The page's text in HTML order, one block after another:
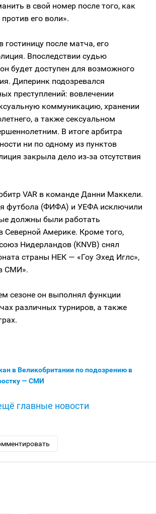
в свой номер после того, как
его воли».
после матча, его
Впоследствии судью
будет доступен для возможного
Диперинк подозревался
преступлений: вовлечении
коммуникацию, хранении
а также сексуальном
В итоге арбитра
ни по одному из пунктов
закрыла дело из‑за отсутствия
VAR в команде Данни Маккели.
футбола (ФИФА) и УЕФА исключили
должны были работать
Северной Америке. Кроме того,
Нидерландов (KNVB) снял
страны НЕК — «Гоу Эхед Иглс»,
СМИ».
сезоне он выполнял функции
различных турниров, а также
в Великобритании по подозрению в
— СМИ
главные новости